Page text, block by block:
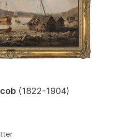
(1822-1904)